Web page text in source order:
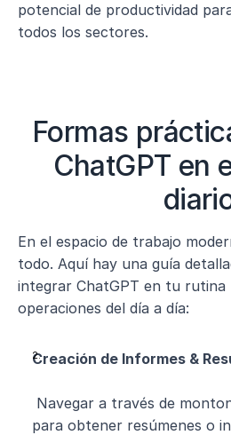
potencial de productividad
todos los sectores.
Formas
ChatGPT en
En el espacio de trabajo
todo. Aquí hay una guía
integrar ChatGPT en tu rutina
operaciones del día a día:
Creación de Informes &
para obtener resúmenes o